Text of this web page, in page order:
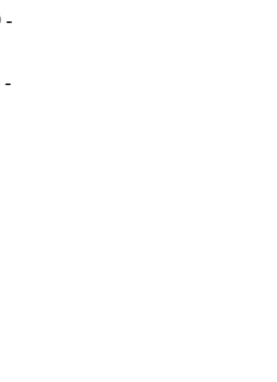
-
-